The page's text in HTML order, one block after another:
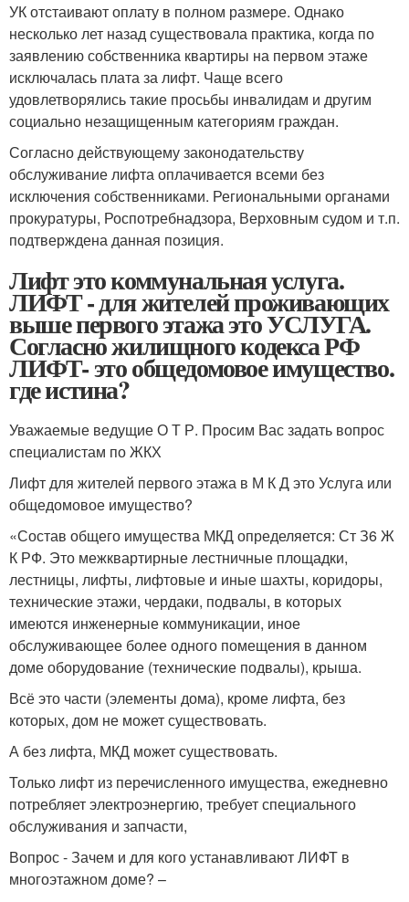
УК отстаивают оплату в полном размере. Однако
несколько лет назад существовала практика, когда по
заявлению собственника квартиры на первом этаже
исключалась плата за лифт. Чаще всего
удовлетворялись такие просьбы инвалидам и другим
социально незащищенным категориям граждан.
Согласно действующему законодательству
обслуживание лифта оплачивается всеми без
исключения собственниками. Региональными органами
прокуратуры, Роспотребнадзора, Верховным судом и т.п.
подтверждена данная позиция.
Лифт это коммунальная услуга.
ЛИФТ - для жителей проживающих
выше первого этажа это УСЛУГА.
Согласно жилищного кодекса РФ
ЛИФТ- это общедомовое имущество.
где истина?
Уважаемые ведущие О Т Р. Просим Вас задать вопрос
специалистам по ЖКХ
Лифт для жителей первого этажа в М К Д это Услуга или
общедомовое имущество?
«Состав общего имущества МКД определяется: Ст З6 Ж
К РФ. Это межквартирные лестничные площадки,
лестницы, лифты, лифтовые и иные шахты, коридоры,
технические этажи, чердаки, подвалы, в которых
имеются инженерные коммуникации, иное
обслуживающее более одного помещения в данном
доме оборудование (технические подвалы), крыша.
Всё это части (элементы дома), кроме лифта, без
которых, дом не может существовать.
А без лифта, МКД может существовать.
Только лифт из перечисленного имущества, ежедневно
потребляет электроэнергию, требует специального
обслуживания и запчасти,
Вопрос - Зачем и для кого устанавливают ЛИФТ в
многоэтажном доме? –